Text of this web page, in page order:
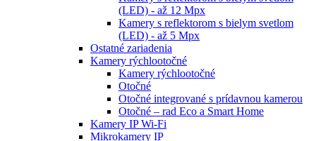
(LED) - až 12 Mpx
Kamery s reflektorom s bielym svetlom
(LED) - až 5 Mpx
Ostatné zariadenia
Kamery rýchlootočné
Kamery rýchlootočné
Otočné
Otočné integrované s prídavnou kamerou
Otočné – rad Eco a Smart Home
Kamery IP Wi-Fi
Mikrokamery IP